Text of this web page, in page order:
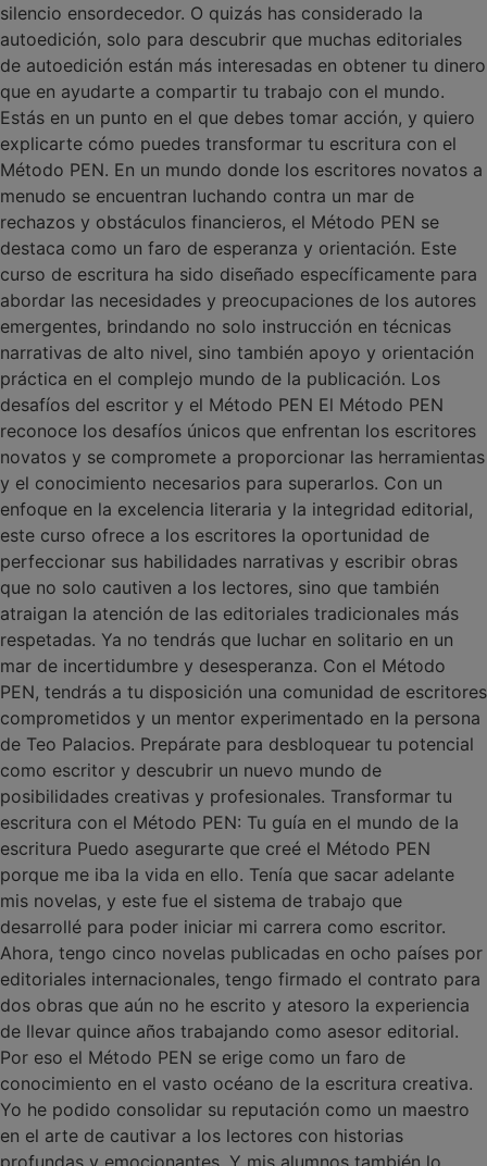
silencio ensordecedor. O quizás has considerado la
autoedición, solo para descubrir que muchas editoriales
de autoedición están más interesadas en obtener tu dinero
que en ayudarte a compartir tu trabajo con el mundo.
Estás en un punto en el que debes tomar acción, y quiero
explicarte cómo puedes transformar tu escritura con el
Método PEN. En un mundo donde los escritores novatos a
menudo se encuentran luchando contra un mar de
rechazos y obstáculos financieros, el Método PEN se
destaca como un faro de esperanza y orientación. Este
curso de escritura ha sido diseñado específicamente para
abordar las necesidades y preocupaciones de los autores
emergentes, brindando no solo instrucción en técnicas
narrativas de alto nivel, sino también apoyo y orientación
práctica en el complejo mundo de la publicación. Los
desafíos del escritor y el Método PEN El Método PEN
reconoce los desafíos únicos que enfrentan los escritores
novatos y se compromete a proporcionar las herramientas
y el conocimiento necesarios para superarlos. Con un
enfoque en la excelencia literaria y la integridad editorial,
este curso ofrece a los escritores la oportunidad de
perfeccionar sus habilidades narrativas y escribir obras
que no solo cautiven a los lectores, sino que también
atraigan la atención de las editoriales tradicionales más
respetadas. Ya no tendrás que luchar en solitario en un
mar de incertidumbre y desesperanza. Con el Método
PEN, tendrás a tu disposición una comunidad de escritores
comprometidos y un mentor experimentado en la persona
de Teo Palacios. Prepárate para desbloquear tu potencial
como escritor y descubrir un nuevo mundo de
posibilidades creativas y profesionales. Transformar tu
escritura con el Método PEN: Tu guía en el mundo de la
escritura Puedo asegurarte que creé el Método PEN
porque me iba la vida en ello. Tenía que sacar adelante
mis novelas, y este fue el sistema de trabajo que
desarrollé para poder iniciar mi carrera como escritor.
Ahora, tengo cinco novelas publicadas en ocho países por
editoriales internacionales, tengo firmado el contrato para
dos obras que aún no he escrito y atesoro la experiencia
de llevar quince años trabajando como asesor editorial.
Por eso el Método PEN se erige como un faro de
conocimiento en el vasto océano de la escritura creativa.
Yo he podido consolidar su reputación como un maestro
en el arte de cautivar a los lectores con historias
profundas y emocionantes. Y mis alumnos también lo